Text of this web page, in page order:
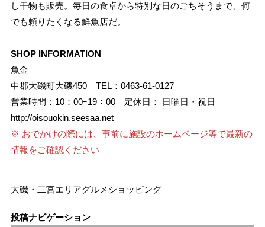
し干物も販売。毎日の食卓から特別な日のごちそうまで、何
でも頼りたくなる鮮魚店だ。
SHOP INFORMATION
魚金
中郡大磯町大磯450 TEL：0463-61-0127
営業時間：10：00ｰ19：00 定休日： 日曜日・祝日
http://oisouokin.seesaa.net
※ おでかけの際には、事前に施設のホームページ等で最新の
情報をご確認ください
大磯・二宮エリアグルメ ショッピング
投稿ナビゲーション